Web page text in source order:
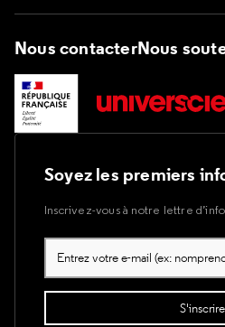
Nous contacterNous
Soyez les premiers
Inscrivez-vous à notre lettre